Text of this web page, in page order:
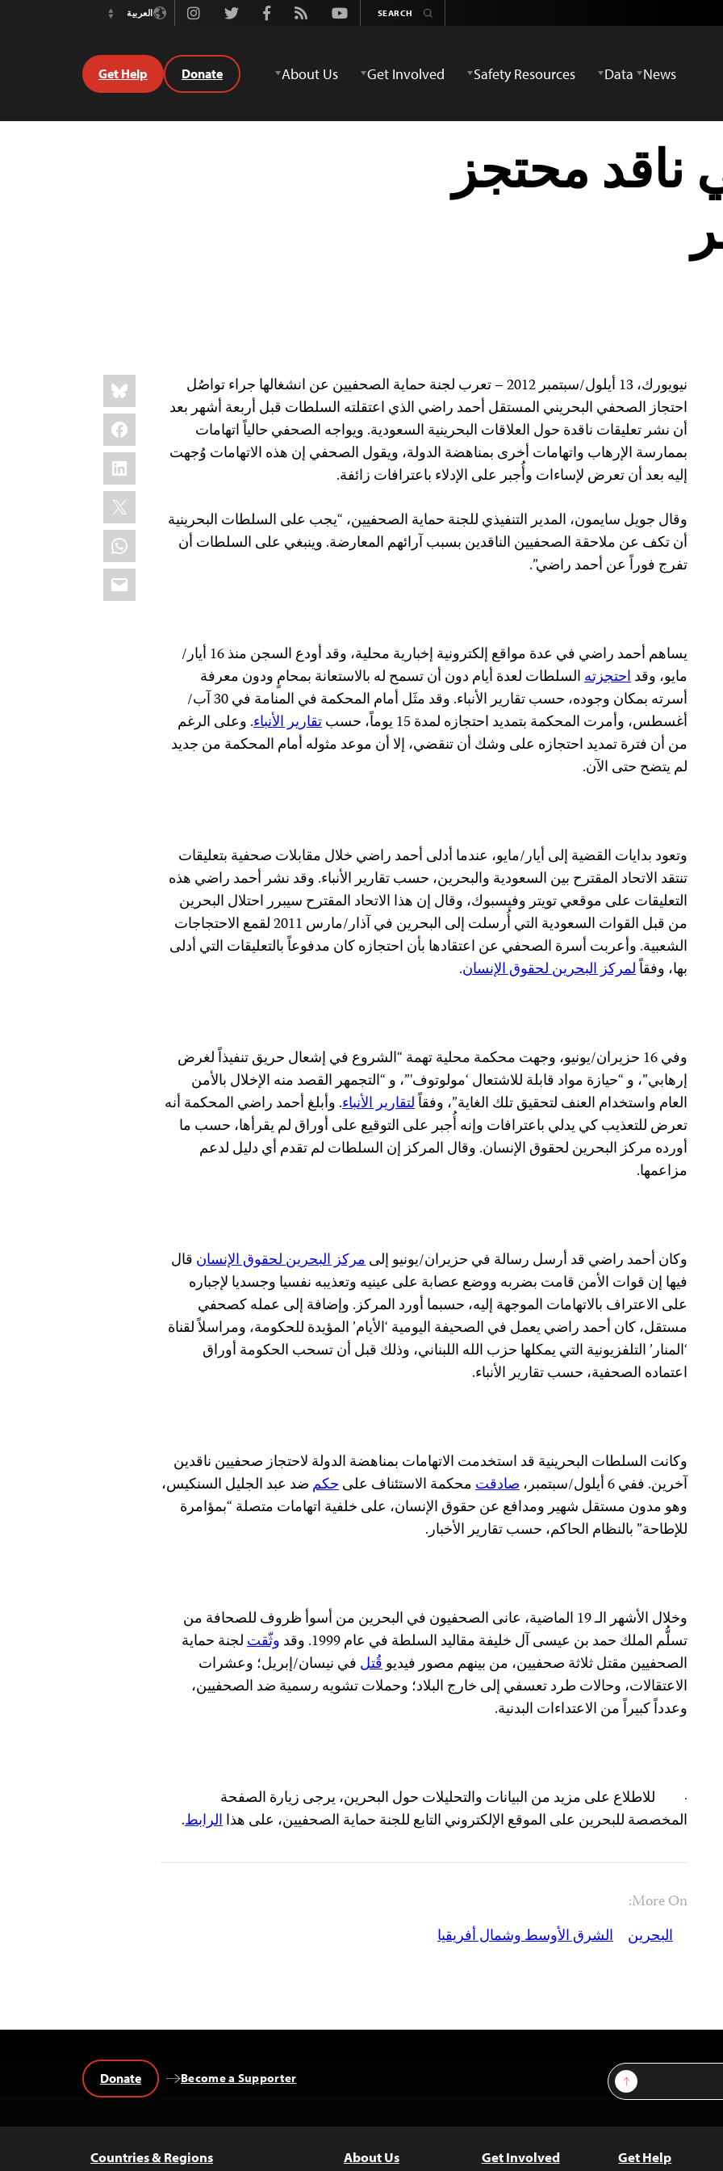
Youtube
Rss
Facebook
Twitter
Instagramالعربية
Switch
News
Data
Safety Resources
Get Involved
About Us
Donate
Get Help
محتجز
Share
this:
Bluesky
Facebook
LinkedIn
X
WhatsApp
Email
نيويورك، 13 أيلول/سبتمبر 2012 – تعرب لجنة حماية الصحفيين عن انشغالها جراء تواصُل
احتجاز الصحفي البحريني المستقل أحمد راضي الذي اعتقلته السلطات قبل أربعة أشهر بعد
أن نشر تعليقات ناقدة حول العلاقات البحرينية السعودية. ويواجه الصحفي حالياً اتهامات
بممارسة الإرهاب واتهامات أخرى بمناهضة الدولة، ويقول الصحفي إن هذه الاتهامات وُجهت
إليه بعد أن تعرض لإساءات وأُجبر على الإدلاء باعترافات زائفة.
وقال جويل سايمون، المدير التنفيذي للجنة حماية الصحفيين، “يجب على السلطات البحرينية
أن تكف عن ملاحقة الصحفيين الناقدين بسبب آرائهم المعارضة. وينبغي على السلطات أن
تفرج فوراً عن أحمد راضي”.
يساهم أحمد راضي في عدة مواقع إلكترونية إخبارية محلية، وقد أودع السجن منذ 16 أيار/
مايو، وقداحتجزتهالسلطات لعدة أيام دون أن تسمح له بالاستعانة بمحامٍ ودون معرفة
أسرته بمكان وجوده، حسب تقارير الأنباء. وقد مثَل أمام المحكمة في المنامة في 30 آب/
أغسطس، وأمرت المحكمة بتمديد احتجازه لمدة 15 يوماً، حسب
تقارير الأنباء. وعلى الرغم
من أن فترة تمديد احتجازه على وشك أن تنقضي، إلا أن موعد مثوله أمام المحكمة من جديد
لم يتضح حتى الآن.
وتعود بدايات القضية إلى أيار/مايو، عندما أدلى أحمد راضي خلال مقابلات صحفية بتعليقات
تنتقد الاتحاد المقترح بين السعودية والبحرين، حسب تقارير الأنباء. وقد نشر أحمد راضي هذه
التعليقات على موقعي تويتر وفيسبوك، وقال إن هذا الاتحاد المقترح سيبرر احتلال البحرين
من قبل القوات السعودية التي أُرسلت إلى البحرين في آذار/مارس 2011 لقمع الاحتجاجات
الشعبية. وأعربت أسرة الصحفي عن اعتقادها بأن احتجازه كان مدفوعاً بالتعليقات التي أدلى
بها، وفقاًلمركز البحرين لحقوق الإنسان.
وفي 16 حزيران/يونيو، وجهت محكمة محلية تهمة “الشروع في إشعال حريق تنفيذاً لغرض
إرهابي”، و “حيازة مواد قابلة للاشتعال ‘مولوتوف'”، و “التجمهر القصد منه الإخلال بالأمن
العام واستخدام العنف لتحقيق تلك الغاية”، وفقاًلتقارير الأنباء. وأبلغ أحمد راضي المحكمة أنه
تعرض للتعذيب كي يدلي باعترافات وإنه أُجبر على التوقيع على أوراق لم يقرأها، حسب ما
أورده مركز البحرين لحقوق الإنسان. وقال المركز إن السلطات لم تقدم أي دليل لدعم
مزاعمها.
وكان أحمد راضي قد أرسل رسالة في حزيران/يونيو إلىمركز البحرين لحقوق الإنسان قال
فيها إن قوات الأمن قامت بضربه ووضع عصابة على عينيه وتعذيبه نفسيا وجسديا لإجباره
على الاعتراف بالاتهامات الموجهة إليه، حسبما أورد المركز. وإضافة إلى عمله كصحفي
مستقل، كان أحمد راضي يعمل في الصحيفة اليومية ‘الأيام’ المؤيدة للحكومة، ومراسلاً لقناة
‘المنار’ التلفزيونية التي يمكلها حزب الله اللبناني، وذلك قبل أن تسحب الحكومة أوراق
اعتماده الصحفية، حسب تقارير الأنباء.
وكانت السلطات البحرينية قد استخدمت الاتهامات بمناهضة الدولة لاحتجاز صحفيين ناقدين
آخرين. ففي 6 أيلول/سبتمبر،
صادقتمحكمة الاستئناف علىحكم ضد عبد الجليل السنكيس،
وهو مدون مستقل شهير ومدافع عن حقوق الإنسان، على خلفية اتهامات متصلة “بمؤامرة
للإطاحة” بالنظام الحاكم، حسب تقارير الأخبار.
وخلال الأشهر الـ 19 الماضية، عانى الصحفيون في البحرين من أسوأ ظروف للصحافة من
تسلُّم الملك حمد بن عيسى آل خليفة مقاليد السلطة في عام 1999. وقد
وثّقتلجنة حماية
الصحفيين مقتل ثلاثة صحفيين، من بينهم مصور فيديوقُتل في نيسان/إبريل؛ وعشرات
الاعتقالات، وحالات طرد تعسفي إلى خارج البلاد؛ وحملات تشويه رسمية ضد الصحفيين،
وعدداً كبيراً من الاعتداءات البدنية.
·
للاطلاع على مزيد من البيانات والتحليلات حول البحرين، يرجى زيارة الصفحة
المخصصة للبحرين على الموقع الإلكتروني التابع للجنة حماية الصحفيين، على هذاالرابط.
More On:
البحرين
الشرق الأوسط وشمال أفريقيا
Sign Up
Become a Supporter
Donate
Get Help
Get Involved
About Us
Countries & Regions